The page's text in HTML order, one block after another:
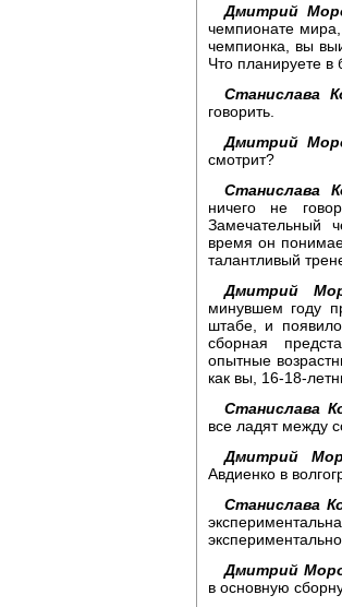
Дмитрий
чемпионате
чемпионка, вы
Что планируете в
Станислава
говорить.
Дмитрий
смотрит?
Станислава
ничего не
Замечательный
время он
талантливый
Дмитрий
минувшем году
штабе, и
сборная
опытные
как вы, 16-18-
Станислава
все ладят между
Дмитрий
Авдиенко в
Станислава
Дмитрий
в основную